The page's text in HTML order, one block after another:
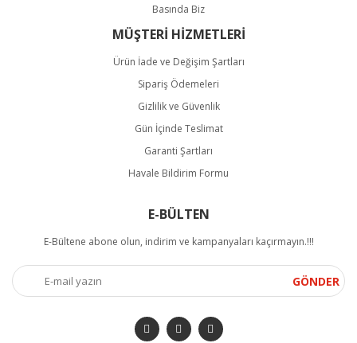
Basında Biz
MÜŞTERİ HİZMETLERİ
Ürün İade ve Değişim Şartları
Sipariş Ödemeleri
Gizlilik ve Güvenlik
Gün İçinde Teslimat
Garanti Şartları
Havale Bildirim Formu
E-BÜLTEN
E-Bültene abone olun, indirim ve kampanyaları kaçırmayın.!!!
GÖNDER